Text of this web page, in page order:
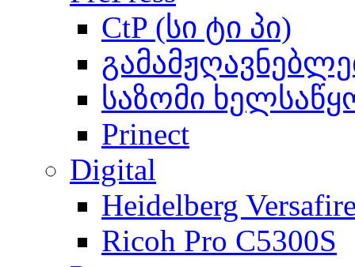
CtP (სი ტი პი)
საზომი
Prinect
Digital
Heidelberg
Ricoh Pro C5300S